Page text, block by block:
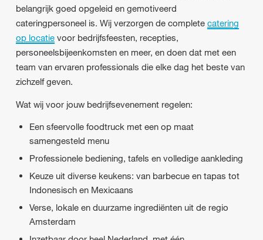
belangrijk goed opgeleid en gemotiveerd
cateringpersoneel is. Wij verzorgen de complete catering
op locatie voor bedrijfsfeesten, recepties,
personeelsbijeenkomsten en meer, en doen dat met een
team van ervaren professionals die elke dag het beste van
zichzelf geven.
Wat wij voor jouw bedrijfsevenement regelen:
Een sfeervolle foodtruck met een op maat
samengesteld menu
Professionele bediening, tafels en volledige aankleding
Keuze uit diverse keukens: van barbecue en tapas tot
Indonesisch en Mexicaans
Verse, lokale en duurzame ingrediënten uit de regio
Amsterdam